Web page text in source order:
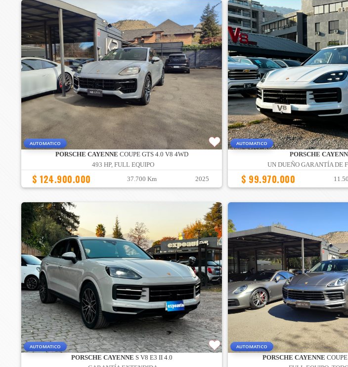
AUTOMATICO
PORSCHE CAYENNE COUPE GTS 4.0 V8 4WD
493 HP, FULL EQUIPO
$ 124.900.000 37.700 Km 2025
AUTOMATICO
PORSCHE
UN DUEÑO GARANTÍA DE
$ 99.970.000
AUTOMATICO
PORSCHE CAYENNE S V8 E3 II 4.0
AUTOMATICO
PORSCHE CAYENNE